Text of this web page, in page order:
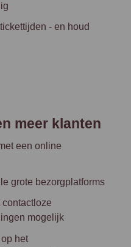
- en houd
meer klanten
een online
grote bezorgplatforms
contactloze
mogelijk
het